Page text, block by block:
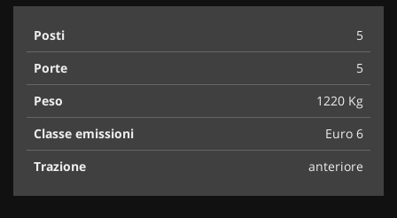
Posti
5
Porte
5
Peso
1220 Kg
Classe emissioni
Euro 6
Trazione
anteriore